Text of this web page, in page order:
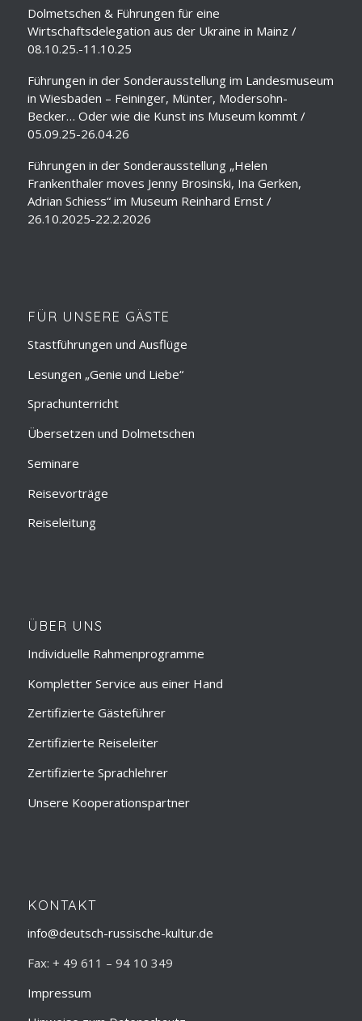
Dolmetschen & Führungen für eine
Wirtschaftsdelegation aus der Ukraine in Mainz /
08.10.25.-11.10.25
Führungen in der Sonderausstellung im Landesmuseum
in Wiesbaden – Feininger, Münter, Modersohn-
Becker… Oder wie die Kunst ins Museum kommt /
05.09.25-26.04.26
Führungen in der Sonderausstellung „Helen
Frankenthaler moves Jenny Brosinski, Ina Gerken,
Adrian Schiess“ im Museum Reinhard Ernst /
26.10.2025-22.2.2026
FÜR UNSERE GÄSTE
Stastführungen und Ausflüge
Lesungen „Genie und Liebe“
Sprachunterricht
Übersetzen und Dolmetschen
Seminare
Reisevorträge
Reiseleitung
ÜBER UNS
Individuelle Rahmenprogramme
Kompletter Service aus einer Hand
Zertifizierte Gästeführer
Zertifizierte Reiseleiter
Zertifizierte Sprachlehrer
Unsere Kooperationspartner
KONTAKT
info@deutsch-russische-kultur.de
Fax: + 49 611 – 94 10 349
Impressum